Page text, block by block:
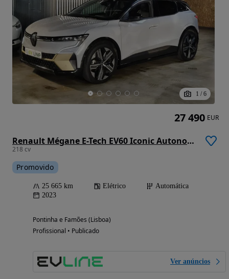
1 / 6
Renault Mégane E-Tech EV60 Iconic Autonomia Conforto
218 cv
Promovido
25 665 km Elétrico
Automática
2023
Pontinha e Famões (Lisboa)
Profissional • Publicado
Ver anúncios
27 490 EUR